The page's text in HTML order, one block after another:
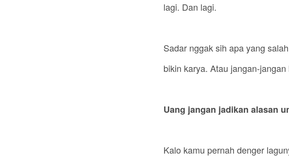
lagi. Dan lagi.
Sadar nggak sih apa yang
bikin karya. Atau jangan-
Uang jangan jadikan alasan
Kalo kamu pernah denger